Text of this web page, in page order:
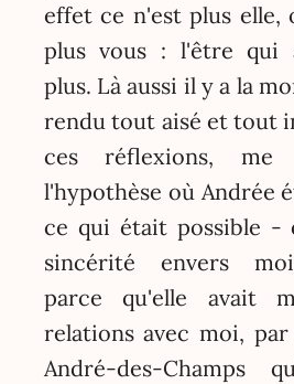
effet ce n'est plus elle,
plus vous : l'être qui
plus. Là aussi il y a la
rendu tout aisé et tout
ces réflexions, me
l'hypothèse où Andrée
ce qui était possible -
sincérité envers
parce qu'elle avait
relations avec moi,
André-des-Champs